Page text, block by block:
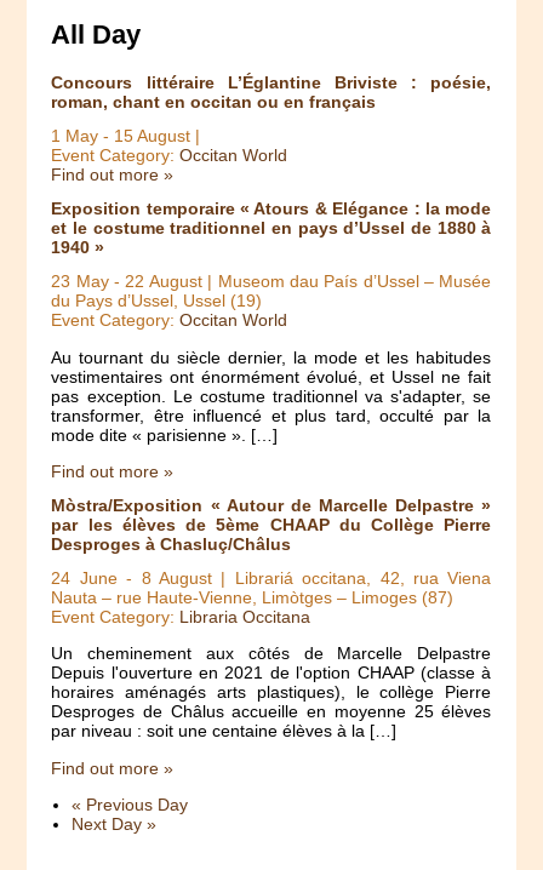
All Day
Concours littéraire L’Églantine Briviste : poésie,
roman, chant en occitan ou en français
1 May - 15 August |
Event Category:Occitan World
Find out more »
Exposition temporaire « Atours & Elégance : la mode
et le costume traditionnel en pays d’Ussel de 1880 à
1940 »
23 May-22 August| Museom dau País d’Ussel – Musée
du Pays d’Ussel, Ussel (19)
Event Category:Occitan World
Au tournant du siècle dernier, la mode et les habitudes
vestimentaires ont énormément évolué, et Ussel ne fait
pas exception. Le costume traditionnel va s'adapter, se
transformer, être influencé et plus tard, occulté par la
mode dite « parisienne ». […]
Find out more »
Mòstra/Exposition « Autour de Marcelle Delpastre »
par les élèves de 5ème CHAAP du Collège Pierre
Desproges à Chasluç/Châlus
24 June- 8 August| Librariá occitana, 42, rua Viena
Nauta – rue Haute-Vienne, Limòtges – Limoges (87)
Event Category: Libraria Occitana
Un cheminement aux côtés de Marcelle Delpastre
Depuis l'ouverture en 2021 de l'option CHAAP (classe à
horaires aménagés arts plastiques), le collège Pierre
Desproges de Châlus accueille en moyenne 25 élèves
par niveau : soit une centaine élèves à la […]
Find out more »
« Previous Day
Next Day»